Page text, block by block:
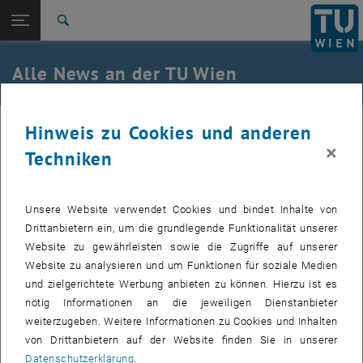
TU Login
Quicklinks
Quicklinks-Menü umschalten
Studium
Karriere
Zurück: Subseiten von TU Wien Startseite auflisten
Zurück zur letzten Ebene:
TU Wien Startseite
Übersicht
Alle News an der TU Wien
20. Januar 2026
Wartung upTUdate
Erstellt von Fritz Mayer
Installation von Updates von Dienstag, 20.01.2026, 8:30
Uhr bis Donnerstag, 22.01.2026, 17:00 Uhr
Auf den Exchange-Servern der upTUdate-Umgebung werden von
Dienstag, 20.01.2026, 08:30 Uhr bis Donnerstag, 22.01.2026, 17:00
Uhr notwendige Updates installiert.
Hinweis zu Cookies und anderen
Techniken
×
Unsere Website verwendet Cookies und bindet Inhalte von
Drittanbietern ein, um die grundlegende Funktionalität unserer
Website zu gewährleisten sowie die Zugriffe auf unserer
Website zu analysieren und um Funktionen für soziale Medien
und zielgerichtete Werbung anbieten zu können. Hierzu ist es
nötig Informationen an die jeweiligen Dienstanbieter
weiterzugeben. Weitere Informationen zu Cookies und Inhalten
von Drittanbietern auf der Website finden Sie in unserer
Datenschutzerklärung.